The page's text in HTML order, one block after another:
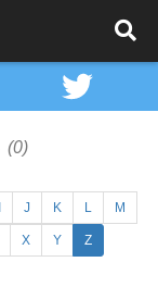
(0)
J K L M
X Y Z